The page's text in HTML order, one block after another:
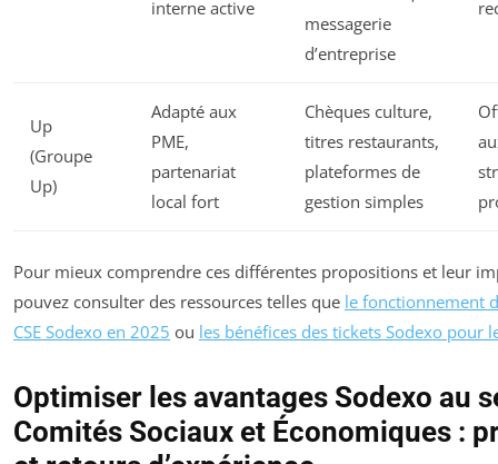
interne active
messagerie
d’entreprise
Up
(Groupe
Up)
Adapté aux
PME,
partenariat
local fort
Chèques culture,
titres restaurants,
plateformes de
gestion simples
Pour mieux comprendre ces différentes propositions et leur
pouvez consulter des ressources telles que le fonctionnement
CSE Sodexo en 2025 ou les bénéfices des tickets Sodexo pour
Optimiser les avantages Sodexo au
Comités Sociaux et Économiques :